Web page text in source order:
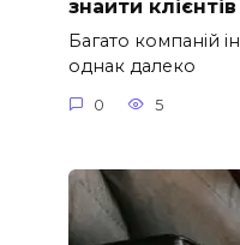
знайти клієнтів
Багато компаній
однак далеко
0 5